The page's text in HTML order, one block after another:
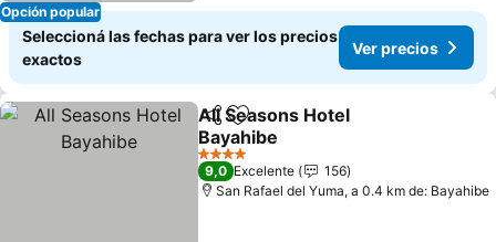
Opción popular
Seleccioná las fechas para ver los precios
exactos
Ver precios
CompartirAñadir a favoritos
All Seasons Hotel
Bayahibe
Ver precios
4 Estrellas
9,0 Excelente
156
San Rafael del Yuma, a 0.4 km de: Bayahibe